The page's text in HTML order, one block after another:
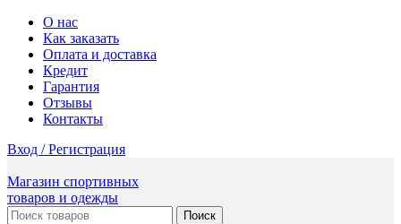
О нас
Как заказать
Оплата и доставка
Кредит
Гарантия
Отзывы
Контакты
Вход / Регистрация
Магазин спортивных
товаров и одежды
Поиск